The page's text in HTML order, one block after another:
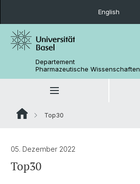
English
Departement
Pharmazeutische Wissenschaften
Top30
05. Dezember 2022
Top30